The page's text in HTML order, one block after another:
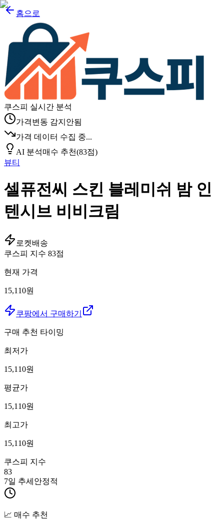
홈으로
쿠스피 실시간 분석
가격변동 감지안됨
가격 데이터 수집 중...
AI 분석매수 추천(83점)
뷰티
셀퓨전씨 스킨 블레미쉬 밤 인
텐시브 비비크림
로켓배송
쿠스피 지수 83점
현재 가격
15,110원
쿠팡에서 구매하기
구매 추천 타이밍
최저가
15,110원
평균가
15,110원
최고가
15,110원
쿠스피 지수
83
7일 추세 안정적
📈 매수 추천